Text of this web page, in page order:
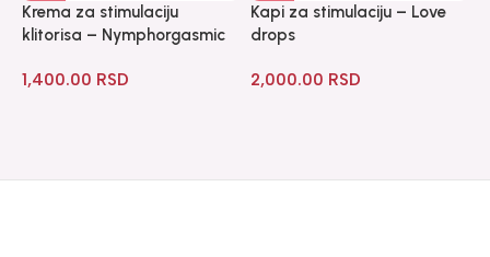
Krema za stimulaciju
klitorisa – Nymphorgasmic
1,400.00 RSD
Kapi za stimulaciju – Love
drops
2,000.00 RSD